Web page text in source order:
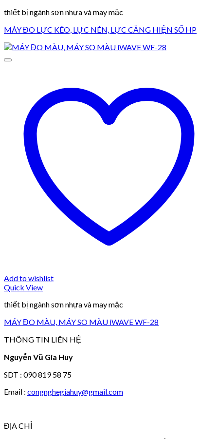
thiết bị ngành sơn nhựa và may mặc
MÁY ĐO LỰC KÉO, LỰC NÉN, LỰC CĂNG HIỆN SỐ HP
Add to wishlist
Quick View
thiết bị ngành sơn nhựa và may mặc
MÁY ĐO MÀU, MÁY SO MÀU iWAVE WF-28
THÔNG TIN LIÊN HỆ
Nguyễn Vũ Gia Huy
SDT : 090 819 58 75
Email : congnghegiahuy@gmail.com
ĐỊA CHỈ